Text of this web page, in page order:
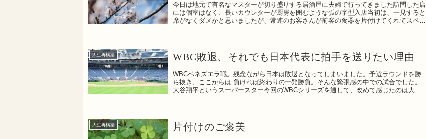
今日は地元で有名なマスターが切り盛りする居酒屋に夫婦で行ってきました訪問した店
には個室はなく、長いカウンターが厨房を囲むような弧の字型入店当初は、一見すると
席がなくダメかと思いましたが、常連のお客さんが前客の食器を片付けてくれてスペー
人生再構築 WBC敗退、それでも日本代表に拍手を送りたい理由
WBCベネズエラ戦。残念ながら日本は敗退となってしまいました。予選ラウンドを勝
ち抜き、ここからは 負ければ終わりの一発勝負。そんな緊張感の中での試合でした。
大谷翔平というスーパースター今回のWBCシリーズを通して、改めて感じたのは大谷
人生再構築 片付けのご褒美